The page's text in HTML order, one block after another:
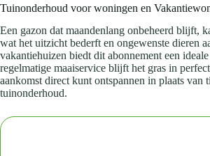
Tuinonderhoud voor woningen en
Een gazon dat maandenlang onbeheerd blijft,
wat het uitzicht bederft en ongewenste dieren
vakantiehuizen biedt dit abonnement een
regelmatige maaiservice blijft het gras in
aankomst direct kunt ontspannen in plaats van
tuinonderhoud.